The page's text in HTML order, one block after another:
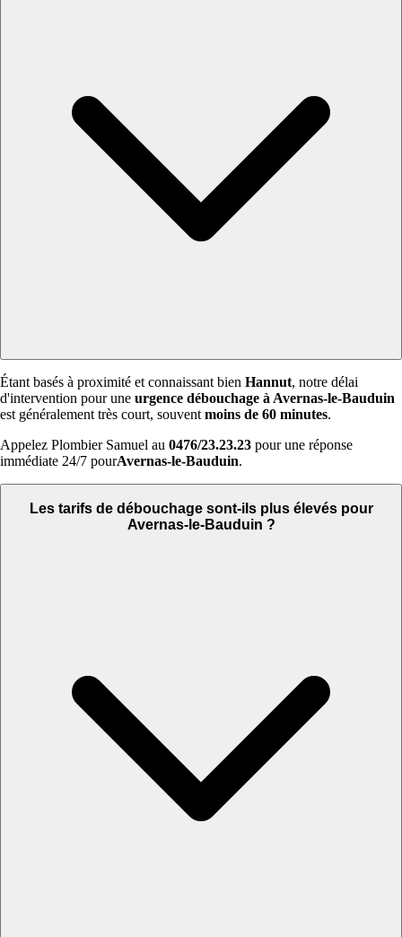
Étant basés à proximité et connaissant bien Hannut, notre délai
d'intervention pour une urgence débouchage à Avernas-le-Bauduin
est généralement très court, souvent moins de 60 minutes.
Appelez Plombier Samuel au 0476/23.23.23 pour une réponse
immédiate 24/7 pourAvernas-le-Bauduin.
Les tarifs de débouchage sont-ils plus élevés pour
Avernas-le-Bauduin ?